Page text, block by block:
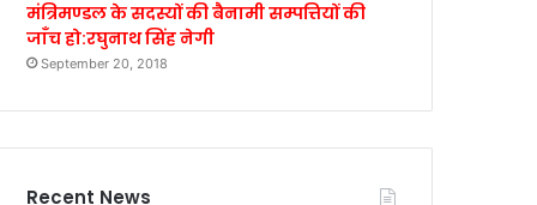
मंत्रिमण्डल के सदस्यों की बैनामी सम्पत्तियों की
जाँच हो:रघुनाथ सिंह नेगी
September 20, 2018
Recent News